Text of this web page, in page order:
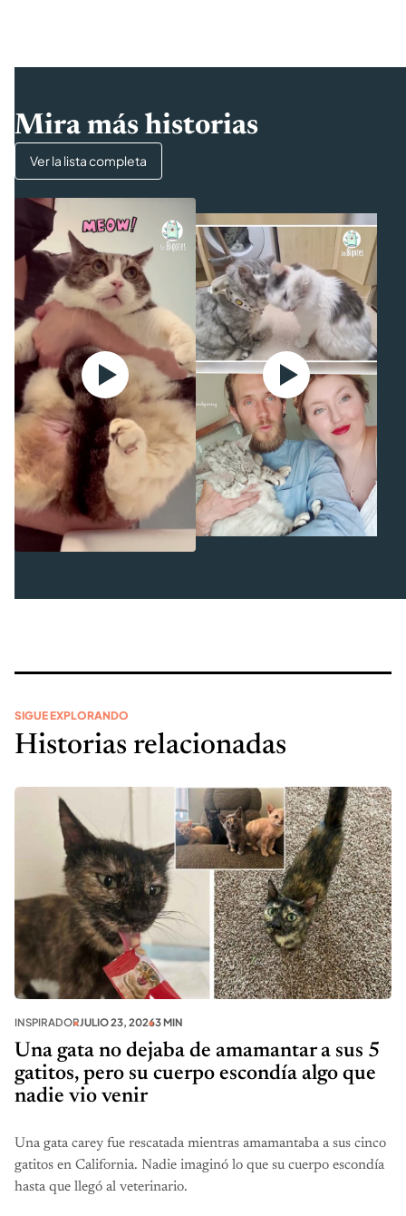
Mira más historias
Ver la lista completa
SIGUE EXPLORANDO
Historias relacionadas
INSPIRADORJULIO 23, 20263 MIN
Una gata no dejaba de amamantar a sus 5
gatitos, pero su cuerpo escondía algo que
nadie vio venir
Una gata carey fue rescatada mientras amamantaba a sus cinco
gatitos en California. Nadie imaginó lo que su cuerpo escondía
hasta que llegó al veterinario.